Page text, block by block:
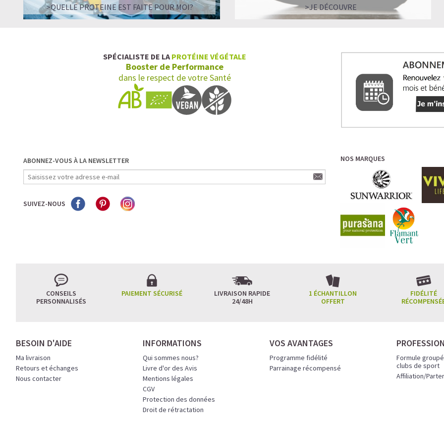
>QUELLE PROTEINE EST FAITE POUR MOI?
>JE DÉCOUVRE
SPÉCIALISTE DE LA PROTÉINE VÉGÉTALE
Booster de Performance
dans le respect de votre Santé
ABONNEZ-VOUS À LA NEWSLETTER
SUIVEZ-NOUS
NOS MARQUES
CONSEILS
PERSONNALISÉS
PAIEMENT SÉCURISÉ
LIVRAISON RAPIDE
24/48H
1 ÉCHANTILLON
OFFERT
FIDÉLITÉ
BESOIN D'AIDE
Ma livraison
Retours et échanges
Nous contacter
INFORMATIONS
Qui sommes nous?
Livre d'or des Avis
Mentions légales
CGV
Protection des données
Droit de rétractation
VOS AVANTAGES
Programme fidélité
Parrainage récompensé
Formule
clubs de sport
Affiliation/